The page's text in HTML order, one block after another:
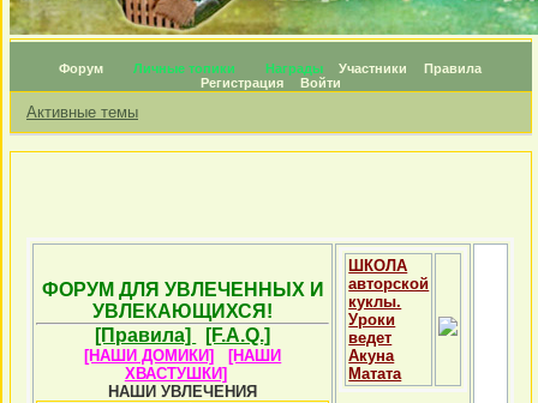
Форум Личные топики Награды Участники
Правила
Регистрация
Войти
Активные темы
ФОРУМ ДЛЯ УВЛЕЧЕННЫХ И
УВЛЕКАЮЩИХСЯ!
[Правила]
[F.A.Q.]
[НАШИ ДОМИКИ]
[НАШИ
ХВАСТУШКИ]
НАШИ УВЛЕЧЕНИЯ
ШКОЛА
авторской
куклы.
Уроки
ведет
Акуна
Матата